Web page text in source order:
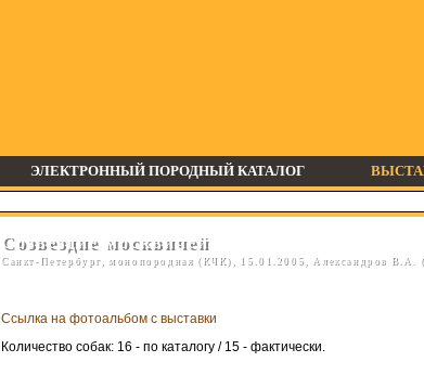
ЭЛЕКТРОННЫЙ ПОРОДНЫЙ КАТАЛОГ
Созвездие москвичей
Санкт-Петербург, монопородная (КЧК), 15.01.2005, Александров В.А.
Ссылка на фотоальбом с выставки
Количество собак: 16 - по каталогу / 15 - фактически.